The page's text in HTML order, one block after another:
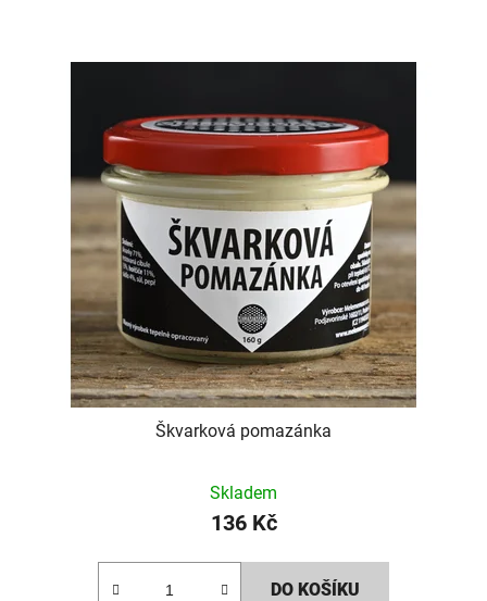
Škvarková pomazánka
Skladem
136 Kč
DO KOŠÍKU